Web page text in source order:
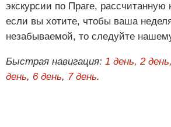
экскурсии по Праге, рассчитанную
если вы хотите, чтобы ваша
незабываемой, то следуйте
Быстрая навигация: 1 день, 2 день,
день, 6 день, 7 день.